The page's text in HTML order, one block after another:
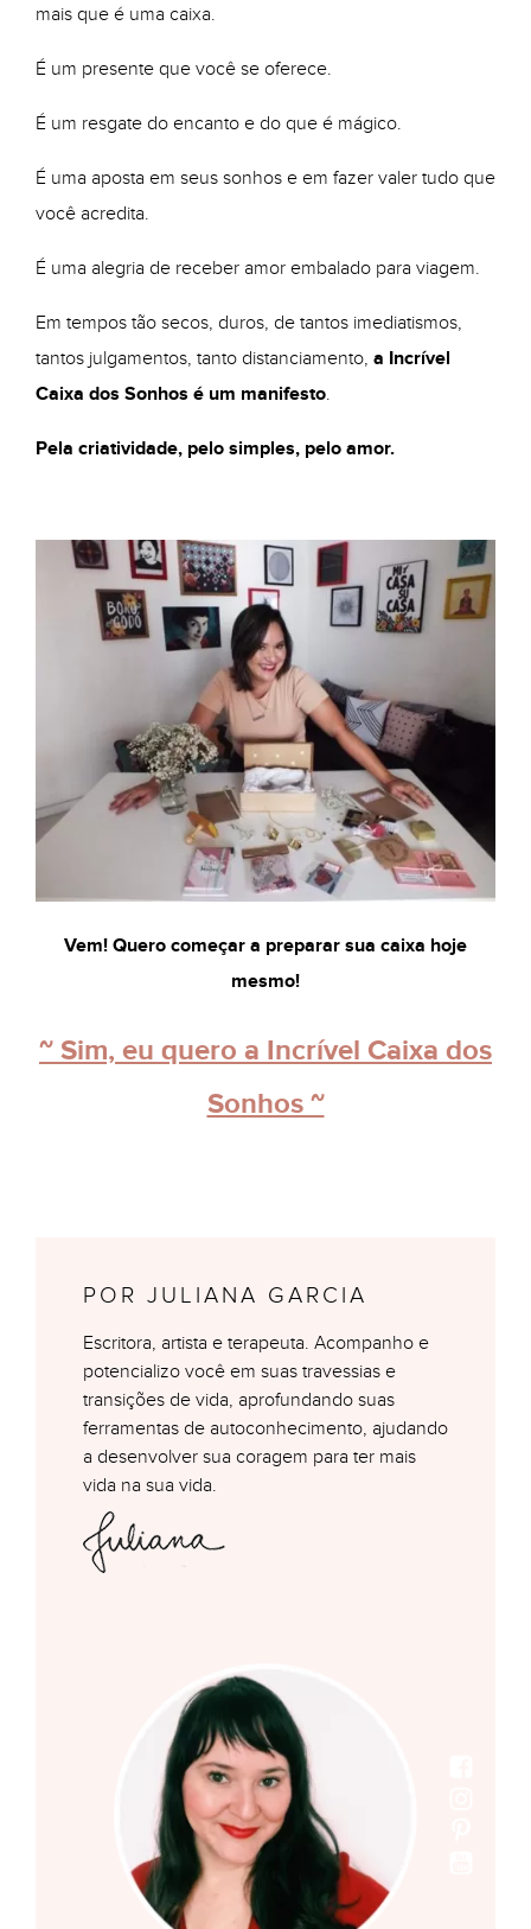
mais que é uma caixa.
É um presente que você se oferece.
É um resgate do encanto e do que é mágico.
É uma aposta em seus sonhos e em fazer valer tudo que
você acredita.
É uma alegria de receber amor embalado para viagem.
Em tempos tão secos, duros, de tantos imediatismos,
tantos julgamentos, tanto distanciamento, a Incrível
Caixa dos Sonhos é um manifesto.
Pela criatividade, pelo simples, pelo amor.
Vem! Quero começar a preparar sua caixa hoje
mesmo!
~ Sim, eu quero a Incrível Caixa dos
Sonhos ~
POR JULIANA GARCIA
Escritora, artista e terapeuta. Acompanho e
potencializo você em suas travessias e
transições de vida, aprofundando suas
ferramentas de autoconhecimento, ajudando
a desenvolver sua coragem para ter mais
vida na sua vida.